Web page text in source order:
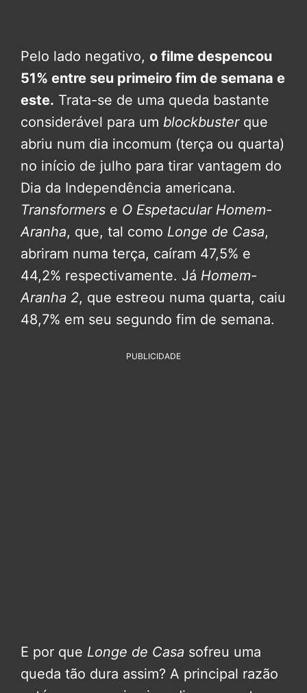
Pelo lado negativo, o filme despencou
51% entre seu primeiro fim de semana e
este. Trata-se de uma queda bastante
considerável para um blockbusterque
abriu num dia incomum (terça ou quarta)
no início de julho para tirar vantagem do
Dia da Independência americana.
Transformers e O Espetacular Homem-
Aranha, que, tal como Longe de Casa,
abriram numa terça, caíram 47,5% e
44,2% respectivamente. Já Homem-
Aranha 2, que estreou numa quarta, caiu
48,7% em seu segundo fim de semana.
PUBLICIDADE
E por que Longe de Casa sofreu uma
queda tão dura assim? A principal razão